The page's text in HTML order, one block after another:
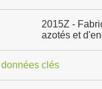
2015Z -
azotés et
clés